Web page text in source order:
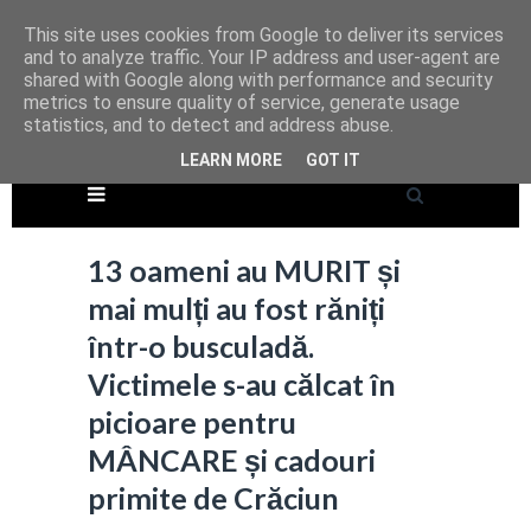
13 oameni au MURIT și
mai mulți au fost răniți
într-o busculadă.
Victimele s-au călcat în
picioare pentru
MÂNCARE și cadouri
primite de Crăciun
This site uses cookies from Google to deliver its services
and to analyze traffic. Your IP address and user-agent are
shared with Google along with performance and security
metrics to ensure quality of service, generate usage
statistics, and to detect and address abuse.
LEARN MORE GOT IT